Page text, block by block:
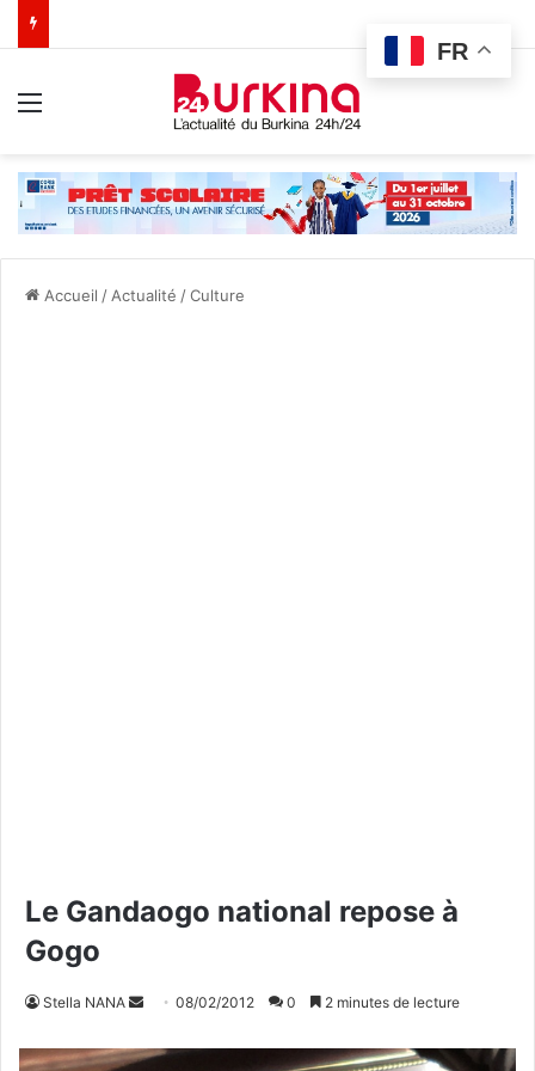
Accueil / Actualité /Culture
Le Gandaogo national repose à
Gogo
Stella NANA
v
08/02/2012 0 2 minutes de lecture
FR